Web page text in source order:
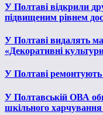
У Полтаві відкрили
підвищеним рівнем
У Полтаві видалять
«Декоративні
У Полтаві ремонтують
У Полтавській ОВА
шкільного